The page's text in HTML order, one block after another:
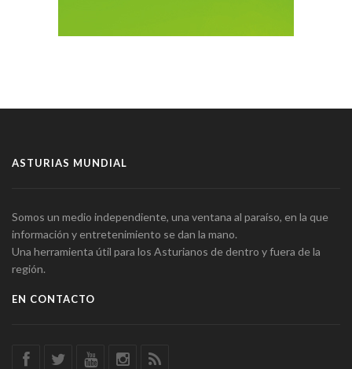
ASTURIAS MUNDIAL
Somos un medio independiente, una ventana al paraíso, en la que
información y entretenimiento se dan la mano.
Una herramienta útil para los Asturianos de dentro y fuera de la
región.
EN CONTACTO